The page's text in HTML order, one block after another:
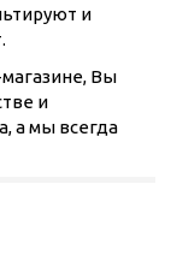
и
Вы
и
а мы всегда